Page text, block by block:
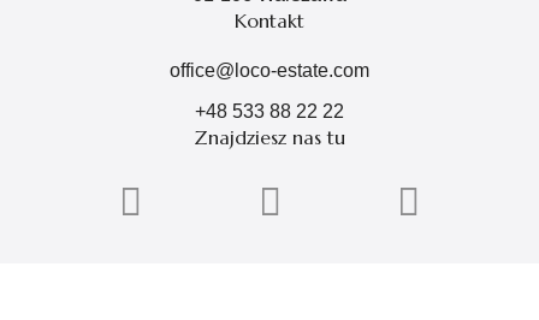
Kontakt
office@loco-estate.com
+48 533 88 22 22
Znajdziesz nas tu